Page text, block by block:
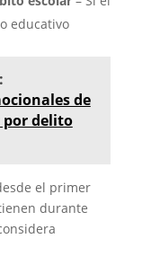
educativo
de
delito
el primer
durante